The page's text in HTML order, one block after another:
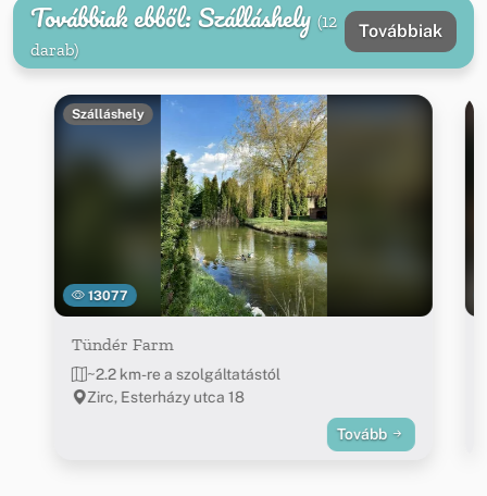
Továbbiak ebből: Szálláshely (12
darab)
Továbbiak
13077
Szálláshely
Tündér Farm
~2.2 km-re a szolgáltatástól
Zirc, Esterházy utca 18
Tovább